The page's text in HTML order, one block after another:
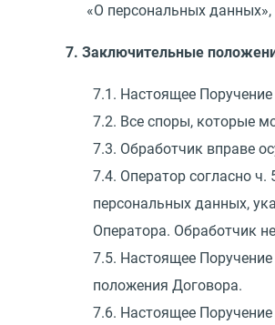
«О персональных данных»,
7. Заключительные
7.1. Настоящее
7.2. Все споры, которые
7.3. Обработчик вправе
7.4. Оператор согласно ч.
персональных данных,
Оператора. Обработчик
7.5. Настоящее
положения Договора.
7.6. Настоящее